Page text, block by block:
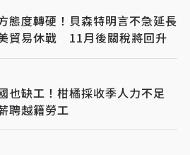
態度轉硬！貝森特明言不急延長
貿易休戰 11月後關稅將回升
也缺工！柑橘採收季人力不足
聘越籍勞工